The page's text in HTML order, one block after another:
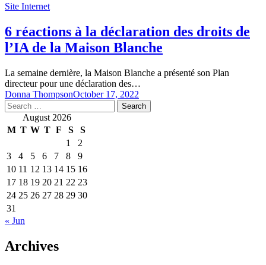
Site Internet
6 réactions à la déclaration des droits de
l’IA de la Maison Blanche
La semaine dernière, la Maison Blanche a présenté son Plan
directeur pour une déclaration des…
Donna ThompsonOctober 17, 2022
Search
for: August 2026
M T W T F S
S
1
2
3
4 5 6 7 8
9
10 11 12 13 14 15 16
17 18 19 20 21 22 23
24 25 26 27 28 29 30
31
« Jun
Archives